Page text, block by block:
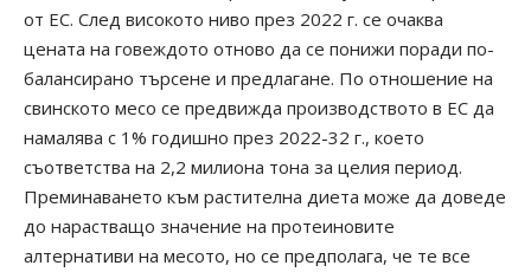
от ЕС. След високото ниво през 2022 г. се очаква
цената на говеждото отново да се понижи поради по-
балансирано търсене и предлагане. По отношение на
свинското месо се предвижда производството в ЕС да
намалява с 1% годишно през 2022-32 г., което
съответства на 2,2 милиона тона за целия период.
Преминаването към растителна диета може да доведе
до нарастващо значение на протеиновите
алтернативи на месото, но се предполага, че те все